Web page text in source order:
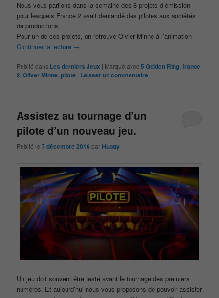
Nous vous parlions dans la semaine des 8 projets d’émission
pour lesquels France 2 avait demandé des pilotes aux sociétés
de productions.
Pour un de ces projets, on retrouve Oivier Minne à l’animation
Continuer la lecture →
Publié dans Les derniers Jeux | Marqué avec5 Golden Ring ,france
2 ,Oliver Minne ,pilote | Laisser un commentaire
Assistez au tournage d’un
pilote d’un nouveau jeu.
Publié le7 décembre 2016 par Huggy
Un jeu doit souvent être testé avant le tournage des premiers
numéros. Et aujourd’hui nous vous proposons de pouvoir assister